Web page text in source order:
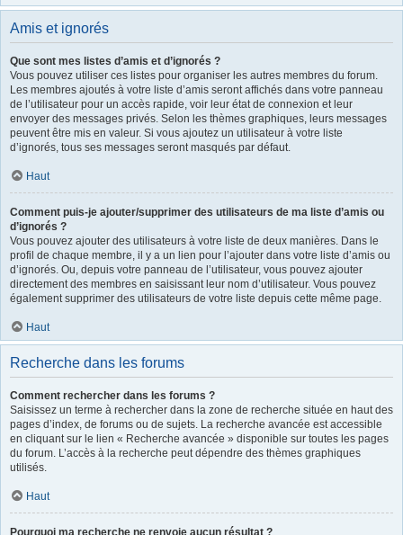
Amis et ignorés
Que sont mes listes d’amis et d’ignorés ?
Vous pouvez utiliser ces listes pour organiser les autres membres du forum.
Les membres ajoutés à votre liste d’amis seront affichés dans votre panneau
de l’utilisateur pour un accès rapide, voir leur état de connexion et leur
envoyer des messages privés. Selon les thèmes graphiques, leurs messages
peuvent être mis en valeur. Si vous ajoutez un utilisateur à votre liste
d’ignorés, tous ses messages seront masqués par défaut.
Haut
Comment puis-je ajouter/supprimer des utilisateurs de ma liste d’amis ou
d’ignorés ?
Vous pouvez ajouter des utilisateurs à votre liste de deux manières. Dans le
profil de chaque membre, il y a un lien pour l’ajouter dans votre liste d’amis ou
d’ignorés. Ou, depuis votre panneau de l’utilisateur, vous pouvez ajouter
directement des membres en saisissant leur nom d’utilisateur. Vous pouvez
également supprimer des utilisateurs de votre liste depuis cette même page.
Haut
Recherche dans les forums
Comment rechercher dans les forums ?
Saisissez un terme à rechercher dans la zone de recherche située en haut des
pages d’index, de forums ou de sujets. La recherche avancée est accessible
en cliquant sur le lien « Recherche avancée » disponible sur toutes les pages
du forum. L’accès à la recherche peut dépendre des thèmes graphiques
utilisés.
Haut
Pourquoi ma recherche ne renvoie aucun résultat ?